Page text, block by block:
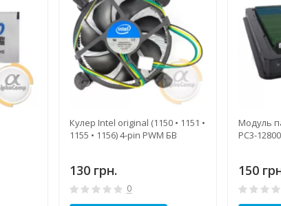
Кулер Intel original (1150 • 1151 •
1155 • 1156) 4-pin PWM БВ
130 грн.
0
Модуль
PC3-
150